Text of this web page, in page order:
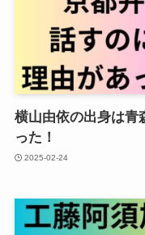
横山由依の出身は青
った！
2025-02-24